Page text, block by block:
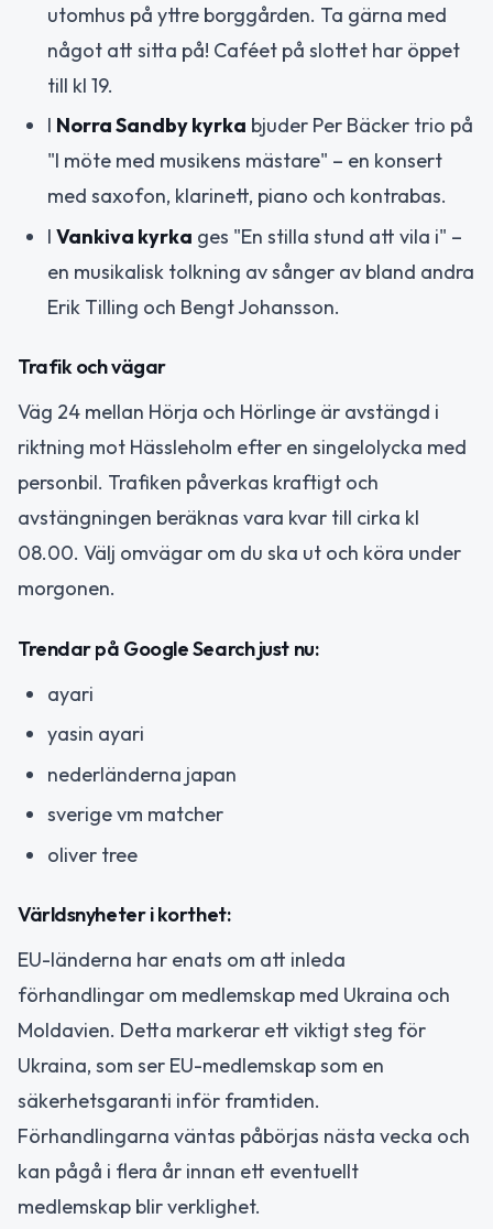
utomhus på yttre borggården. Ta gärna med
något att sitta på! Caféet på slottet har öppet
till kl 19.
I Norra Sandby kyrka bjuder Per Bäcker trio på
"I möte med musikens mästare" – en konsert
med saxofon, klarinett, piano och kontrabas.
I Vankiva kyrka ges "En stilla stund att vila i" –
en musikalisk tolkning av sånger av bland andra
Erik Tilling och Bengt Johansson.
Trafik och vägar
Väg 24 mellan Hörja och Hörlinge är avstängd i
riktning mot Hässleholm efter en singelolycka med
personbil. Trafiken påverkas kraftigt och
avstängningen beräknas vara kvar till cirka kl
08.00. Välj omvägar om du ska ut och köra under
morgonen.
Trendar på Google Search just nu:
ayari
yasin ayari
nederländerna japan
sverige vm matcher
oliver tree
Världsnyheter i korthet:
EU-länderna har enats om att inleda
förhandlingar om medlemskap med Ukraina och
Moldavien. Detta markerar ett viktigt steg för
Ukraina, som ser EU-medlemskap som en
säkerhetsgaranti inför framtiden.
Förhandlingarna väntas påbörjas nästa vecka och
kan pågå i flera år innan ett eventuellt
medlemskap blir verklighet.